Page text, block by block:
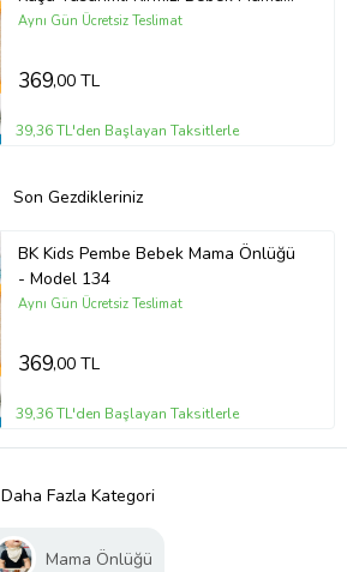
Önlüğü-1
Aynı Gün Ücretsiz Teslimat
369,00 TL
39,36 TL'den Başlayan Taksitlerle
Son Gezdikleriniz
BK Kids Pembe Bebek Mama Önlüğü
- Model 134
Aynı Gün Ücretsiz Teslimat
369,00 TL
39,36 TL'den Başlayan Taksitlerle
Daha Fazla Kategori
Mama Önlüğü